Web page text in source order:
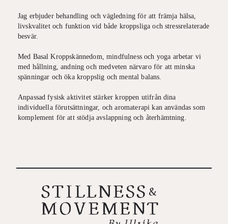
Jag erbjuder behandling och vägledning för att främja hälsa,
livskvalitet och funktion vid både kroppsliga och stressrelaterade
besvär.
Med Basal Kroppskännedom, mindfulness och yoga arbetar vi
med hållning, andning och medveten närvaro för att minska
spänningar och öka kroppslig och mental balans.
Anpassad fysisk aktivitet stärker kroppen utifrån dina
individuella förutsättningar, och aromaterapi kan användas som
komplement för att stödja avslappning och återhämtning.